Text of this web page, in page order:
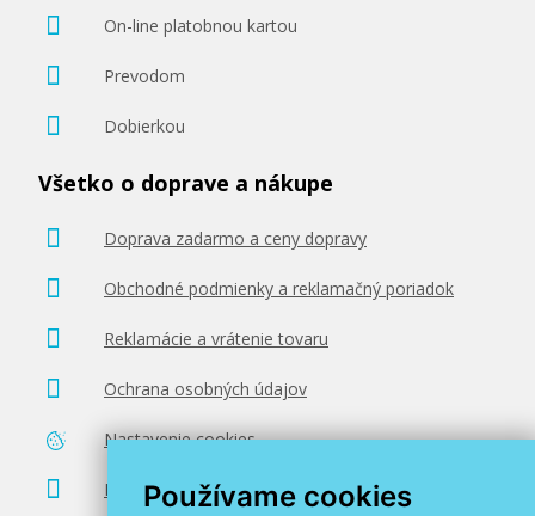
Používame cookies
On-line platobnou kartou
Prevodom
Dobierkou
Všetko o doprave a nákupe
Doprava zadarmo a ceny dopravy
Obchodné podmienky a reklamačný poriadok
Reklamácie a vrátenie tovaru
Ochrana osobných údajov
Nastavenie cookies
Poradenstvo zadarmo